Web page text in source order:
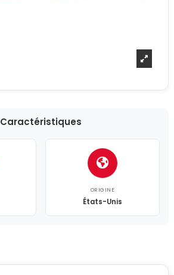
Caractéristiques
ORIGINE
États-Unis